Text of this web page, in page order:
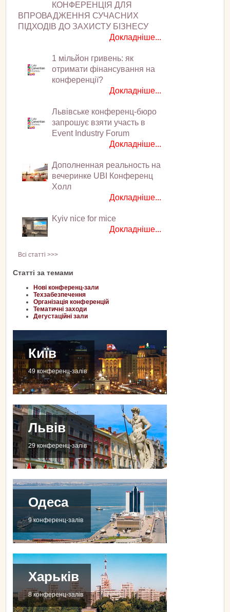
КОНФЕРЕНЦІЯ ДЛЯ
ВПРОВАДЖЕННЯ СУЧАСНИХ
ПІДХОДІВ ДО ЗАХИСТУ БІЗНЕСУ
Докладніше...
1 мільйон гривень: як
отримати фінансування на
конференції?
Докладніше...
Львівське конференц-бюро
запрошує взяти участь в
Event Industry Forum
Докладніше...
Дополненная реальность на
вечеринке UBI Конференц
Холл
Докладніше...
Kyiv nice for mice
Докладніше...
Всі статті >>>
Статті за темами
Нові конференц-зали
Техзабезпечення
Організація конференцій
Тематичні заходи
Дегустаційні зали
Київ
49 конференц-залів
Львів
29 конференц-залів
Одеса
9 конференц-залів
Харьків
8 конференц-залів